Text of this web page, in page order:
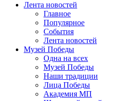
Лента новостей
Главное
Популярное
События
Лента новостей
Музей Победы
Одна на всех
Музей Победы
Наши традиции
Лица Победы
Академия МП